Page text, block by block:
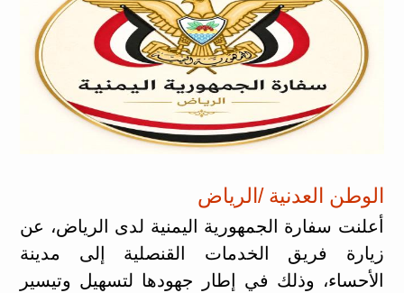
الوطن العدنية /الرياض
أعلنت سفارة الجمهورية اليمنية لدى الرياض، عن
زيارة فريق الخدمات القنصلية إلى مدينة
الأحساء، وذلك في إطار جهودها لتسهيل وتيسير